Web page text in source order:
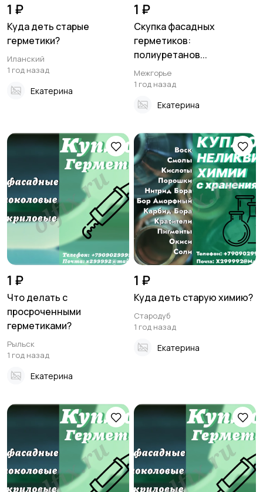
1 ₽
Куда деть старые
герметики?
Иланский
1 год назад
Екатерина
1 ₽
Скупка фасадных
герметиков:
полиуретанов...
Межгорье
1 год назад
Екатерина
1 ₽
Что делать с
просроченными
герметиками?
Рыльск
1 год назад
Екатерина
1 ₽
Куда деть старую химию?
Стародуб
1 год назад
Екатерина